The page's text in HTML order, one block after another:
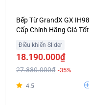
Bếp Từ GrandX GX
Cấp Chính Hãng Giá Tốt
Điều khiển Slider
18.190.000₫
27.880.000₫ -35%
4.5